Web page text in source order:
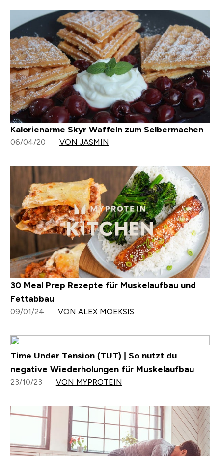
Kalorienarme Skyr Waffeln zum Selbermachen
06/04/20 VON JASMIN
30 Meal Prep Rezepte für Muskelaufbau und
Fettabbau
09/01/24 VON ALEX MOEKSIS
Time Under Tension (TUT) | So nutzt du
negative Wiederholungen für Muskelaufbau
23/10/23 VON MYPROTEIN